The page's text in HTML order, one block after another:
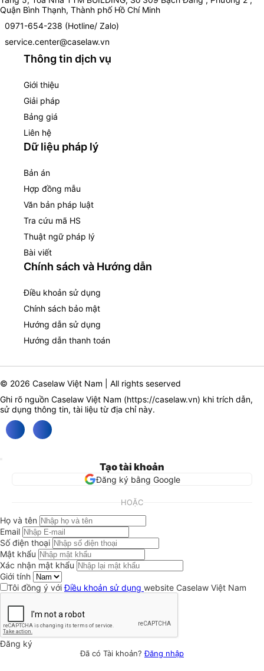
Quận Bình Thạnh, Thành phố Hồ Chí Minh
0971-654-238 (Hotline/ Zalo)
service.center@caselaw.vn
Thông tin dịch vụ
Giới thiệu
Giải pháp
Bảng giá
Liên hệ
Dữ liệu pháp lý
Bản án
Hợp đồng mẫu
Văn bản pháp luật
Tra cứu mã HS
Thuật ngữ pháp lý
Bài viết
Chính sách và Hướng dẫn
Điều khoản sử dụng
Chính sách bảo mật
Hướng dẫn sử dụng
Hướng dẫn thanh toán
© 2026 Caselaw Việt Nam | All rights seserved
Ghi rõ nguồn Caselaw Việt Nam (https://caselaw.vn) khi trích dẫn,
sử dụng thông tin, tài liệu từ địa chỉ này.
Tạo tài khoản
Đăng ký bằng Google
HOẶC
Họ và tên
Email
Số điện thoại
Mật khẩu
Xác nhận mật khẩu
Giới tính
Tôi đồng ý vớiĐiều khoản sử dụng website Caselaw Việt Nam
Đăng ký
Đã có Tài khoản?Đăng nhập